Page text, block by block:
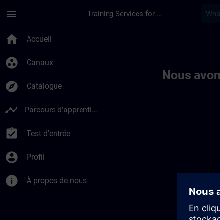
menu Training Services for Digital Industries
home Accueil
group_work Canaux
explore Catalogue
timeline Parcours d’apprentissage
assignment_turned_in Test d'entrée
account_circle Profil
info À propos de nous
Nous